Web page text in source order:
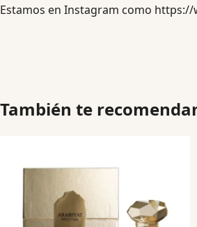
Estamos en Instagram como https://
También te